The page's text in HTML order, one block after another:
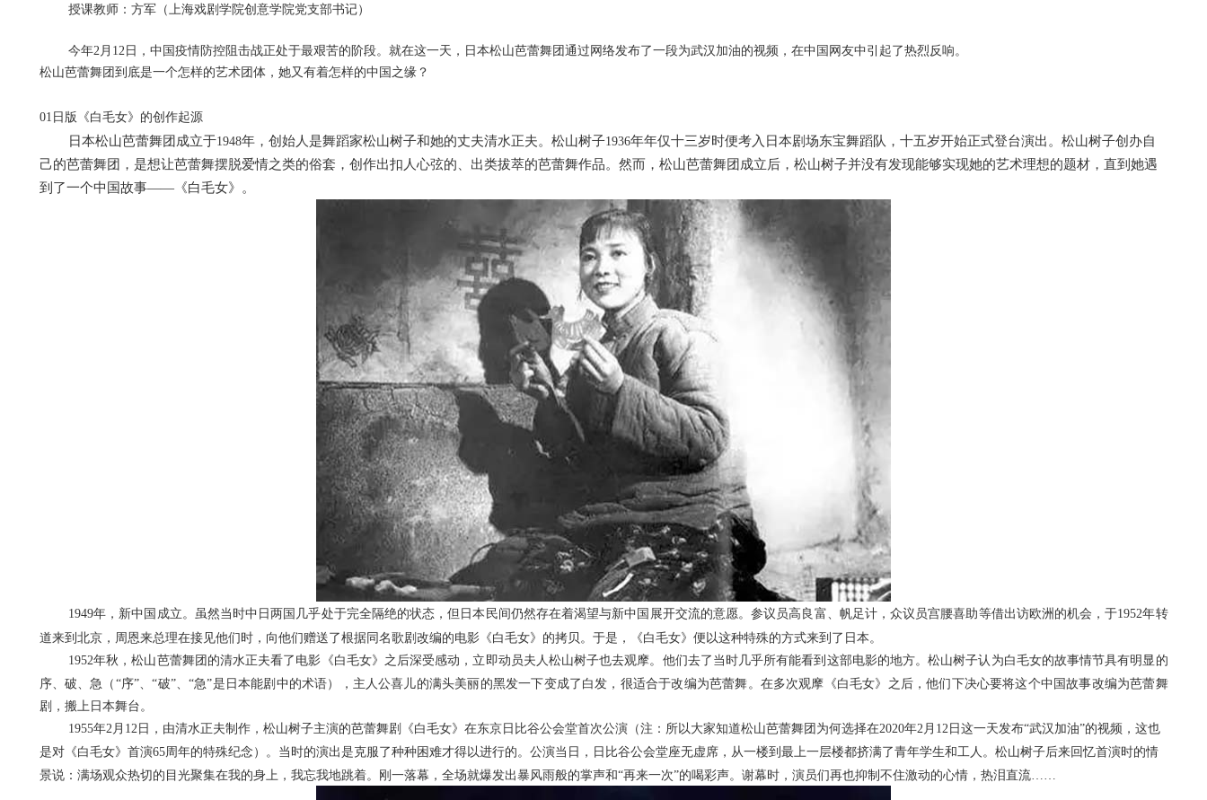
授课教师：方军（上海戏剧学院创意学院党支部书记）
今年2月 12日，中国疫情防控阻击战正处于最艰苦的阶段。就在这一天，日本松山芭蕾舞团通过网络发布了一段为武汉加油的视频，在中国网友中引起了热烈反响。
松山芭蕾舞团到底是一个怎样的艺术团体，她又有着怎样的中国之缘？
01 日版《白毛女》的创作起源
日本松山芭蕾舞团成立于1948年，创始人是舞蹈家松山树子和她的丈夫清水正夫。松山树子1936年年仅十三岁时便考入日本剧场东宝舞蹈队，十五岁开始正式登台演出。松山树子创办自
己的芭蕾舞团，是想让芭蕾舞摆脱爱情之类的俗套，创作出扣人心弦的、出类拔萃的芭蕾舞作品。然而，松山芭蕾舞团成立后，松山树子并没有发现能够实现她的艺术理想的题材，直到她遇
到了一个中国故事——《白毛女》。
1949年，新中国成立。虽然当时中日两国几乎处于完全隔绝的状态，但日本民间仍然存在着渴望与新中国展开交流的意愿。参议员高良富、帆足计，众议员宫腰喜助等借出访欧洲的机会，于1952年转
道来到北京，周恩来总理在接见他们时，向他们赠送了根据同名歌剧改编的电影《白毛女》的拷贝。于是，《白毛女》便以这种特殊的方式来到了日本。
1952年秋，松山芭蕾舞团的清水正夫看了电影《白毛女》之后深受感动，立即动员夫人松山树子也去观摩。他们去了当时几乎所有能看到这部电影的地方。松山树子认为白毛女的故事情节具有明显的
序、破、急（“序”、“破”、“急”是日本能剧中的术语），主人公喜儿的满头美丽的黑发一下变成了白发，很适合于改编为芭蕾舞。在多次观摩《白毛女》之后，他们下决心要将这个中国故事改编为芭蕾舞
剧，搬上日本舞台。
1955年2月 12日，由清水正夫制作，松山树子主演的芭蕾舞剧《白毛女》在东京日比谷公会堂首次公演（注：所以大家知道松山芭蕾舞团为何选择在2020年2月 12日这一天发布“武汉加油”的视频，这也
是对《白毛女》首演65周年的特殊纪念）。当时的演出是克服了种种困难才得以进行的。公演当日，日比谷公会堂座无虚席，从一楼到最上一层楼都挤满了青年学生和工人。松山树子后来回忆首演时的情
景说：满场观众热切的目光聚集在我的身上，我忘我地跳着。刚一落幕，全场就爆发出暴风雨般的掌声和“再来一次”的喝彩声。谢幕时，演员们再也抑制不住激动的心情，热泪直流……